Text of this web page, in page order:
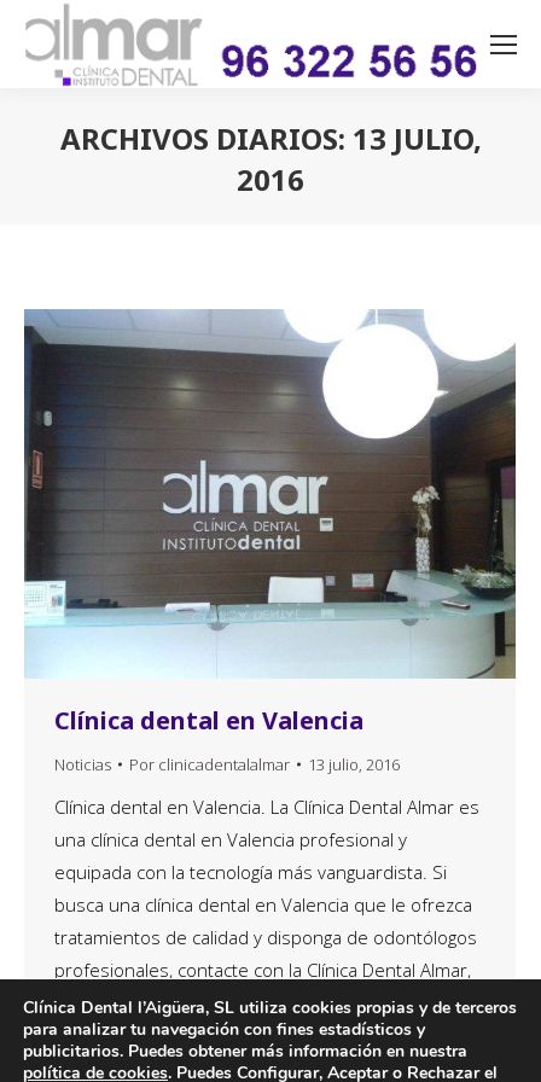
ARCHIVOS DIARIOS: 13 JULIO,
2016
Clínica dental en Valencia
Noticias Por clinicadentalalmar 13 julio, 2016
Clínica dental en Valencia. La Clínica Dental Almar es
una clínica dental en Valencia profesional y
equipada con la tecnología más vanguardista. Si
busca una clínica dental en Valencia que le ofrezca
tratamientos de calidad y disponga de odontólogos
profesionales, contacte con la Clínica Dental Almar,
pues disponemos de muchos años de experiencia
en todo…
Clínica Dental l’Aigüera, SL utiliza cookies propias y de terceros
para analizar tu navegación con fines estadísticos y
publicitarios. Puedes obtener más información en nuestra
política de cookies. Puedes Configurar, Aceptar o Rechazar el